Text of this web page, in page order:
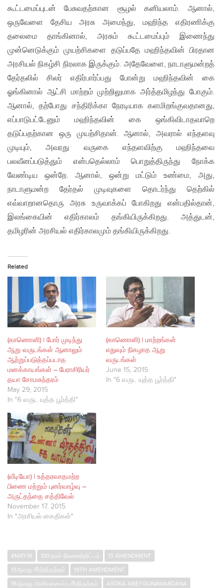
கூட்டமைப்புடன் பேசுவதற்கான சூழல் கனியலாம். ஆனால்,
ஒருவேளை தேசிய அரசு அமைந்து, மஹிந்த எதிரணிக்கு
தலைமை தாங்கினால், அரசும் கூட்டமைப்பும் இணைந்து
முன்னெடுக்கும் முயற்சிகளை தடுப்பதே மஹிந்தவின் பிரதான
அரசியல் நிகழ்சி நிரலாக இருக்கும். அதேவேளை, நாடாளுமன்றத்
தேர்தலில் சிலர் எதிர்பார்ப்பது போன்று மஹிந்தவின் கை
ஓங்கினால் ஆட்சி மாற்றம் முற்றிலுமாக அர்த்தமிழந்து போகும்.
ஆனால், தற்போது சந்திரிக்கா நேரடியாக களமிறங்குவதானது,
எப்பாடுபட்டேனும் மஹிந்தவின் கை ஒங்கிவிடாதவாறெ
தடுப்பதற்கான ஒரு முயற்சிதான். ஆனால், அவரால் எந்தளவு
முடியும், அவரது வருகை எந்தளவிற்கு மஹிந்தவை
பலவீனப்படுத்தும் என்பதெல்லாம் பொறுத்திருந்து நோக்க
வேண்டிய ஒன்றே. ஆனால், ஒன்று மட்டும் உண்மை, அது,
நாடாளுமன்ற தேர்தல் முடிவுகளை தொடர்ந்து தெற்கில்
எவ்வாறானதொரு அரசு உருவாக்கப் போகிறது என்பதில்தான்,
இலங்கையின் எதிர்காலம் தங்கியிருக்கிறது. அத்துடன்,
தமிழரின் அரசியல் எதிர்காலமும் தங்கியிருக்கிறது.
Related
(காணொளி) | போர் முடிந்து
ஆறு வருடங்கள் ஆனாலும்
ஆற்றுப்படுத்தப்படாத
மனக்காயங்கள் – பேராசிரியர்
தயா சோமசுந்தரம்
May 29, 2015
In "6 வருட யுத்த பூர்த்தி"
(காணொளி) | மாற்றங்கள்
எதுவும் நிகழாத ஆறு
வருடங்கள்
June 15, 2015
In "6 வருட யுத்த பூர்த்தி"
(வீடியோ) | உத்தரவாதமற்ற
பிணை மற்றும் புனர்வாழ்வு –
அருட்தந்தை சத்திவேல்
November 17, 2015
In "அரசியல் கைதிகள்"
#MAY18 100 நாள் வேலைத்திட்டம்
13 AMENDMENT
13ஆவது சீர்த்திருத்தம்
19TH AMENDMENT
19ஆவது அரசியலமைப்பு சீர்திருத்தம்
ASOKA ABEYGUNAWARDANA